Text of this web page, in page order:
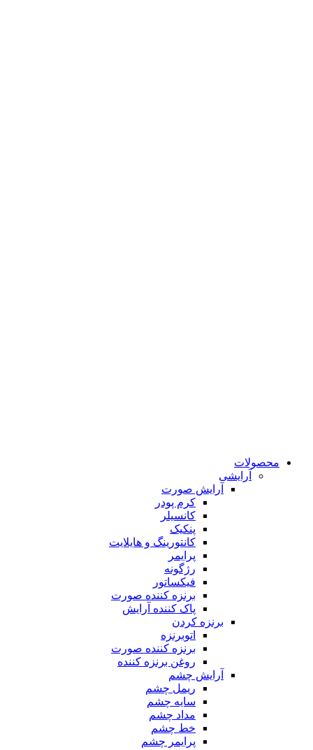
محصولات
آرایشی
آرایش صورت
کرم پودر
کانسیلر
پنکیک
کانتورینگ و هایلایت
پرایمر
رژگونه
فیکساتور
برنزه کننده صورت
پاک کننده آرایش
برنزه کردن
اتوبرنزه
برنزه کننده صورت
روغن برنزه کننده
آرایش چشم
ریمل چشم
سایه چشم
مداد چشم
خط چشم
پرایمر چشم